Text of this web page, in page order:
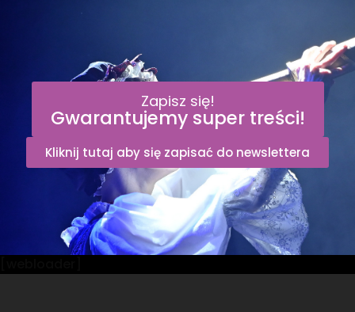
Zapisz się!
Gwarantujemy super treści!
Kliknij tutaj aby się zapisać do newslettera